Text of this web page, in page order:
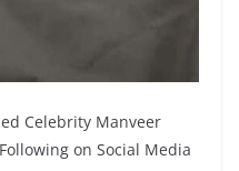
Celebrity Manveer
on Social Media